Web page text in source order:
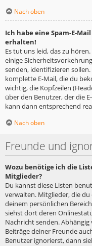
Nach oben
Ich habe eine Spam-E-
erhalten!
Es tut uns leid, das zu
einige
senden, identifizieren
komplette E-Mail, die du
wichtig, die Kopfzeilen
über den Benutzer, der die
kann dann entsprechend
Nach oben
Freunde und
Wozu benötige ich die
Mitglieder?
Du kannst diese Listen
verwalten. Mitglieder, die
deinem persönlichen
siehst dort deren
Nachricht senden.
Beiträge deiner Freunde
Benutzer ignorierst, dann